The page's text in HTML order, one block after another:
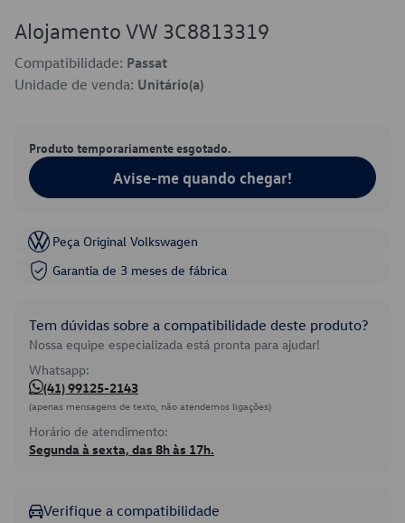
Alojamento VW 3C8813319
Compatibilidade: Passat
Unidade de venda: Unitário(a)
Produto temporariamente esgotado.
Avise-me quando chegar!
Peça Original Volkswagen
Garantia de 3 meses de fábrica
Tem dúvidas sobre a compatibilidade deste produto?
Nossa equipe especializada está pronta para ajudar!
Whatsapp:
(41) 99125-2143
(apenas mensagens de texto, não atendemos ligações)
Horário de atendimento:
Segunda à sexta, das 8h às 17h.
Verifique a compatibilidade